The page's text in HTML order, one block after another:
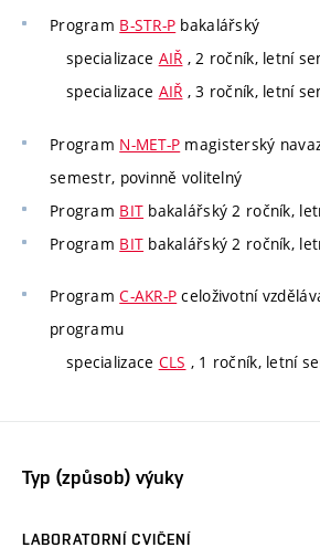
Program B-STR-P bakalářský
specializace AIŘ , 2 ročník, letní
specializace AIŘ , 3 ročník, letní
Program N-MET-P magisterský
semestr, povinně volitelný
Program BIT bakalářský 2 ročník,
Program BIT bakalářský 2 ročník,
ProgramC-AKR-P celoživotní
programu
specializace CLS , 1 ročník, letní
Typ (způsob) výuky
LABORATORNÍ CVIČENÍ